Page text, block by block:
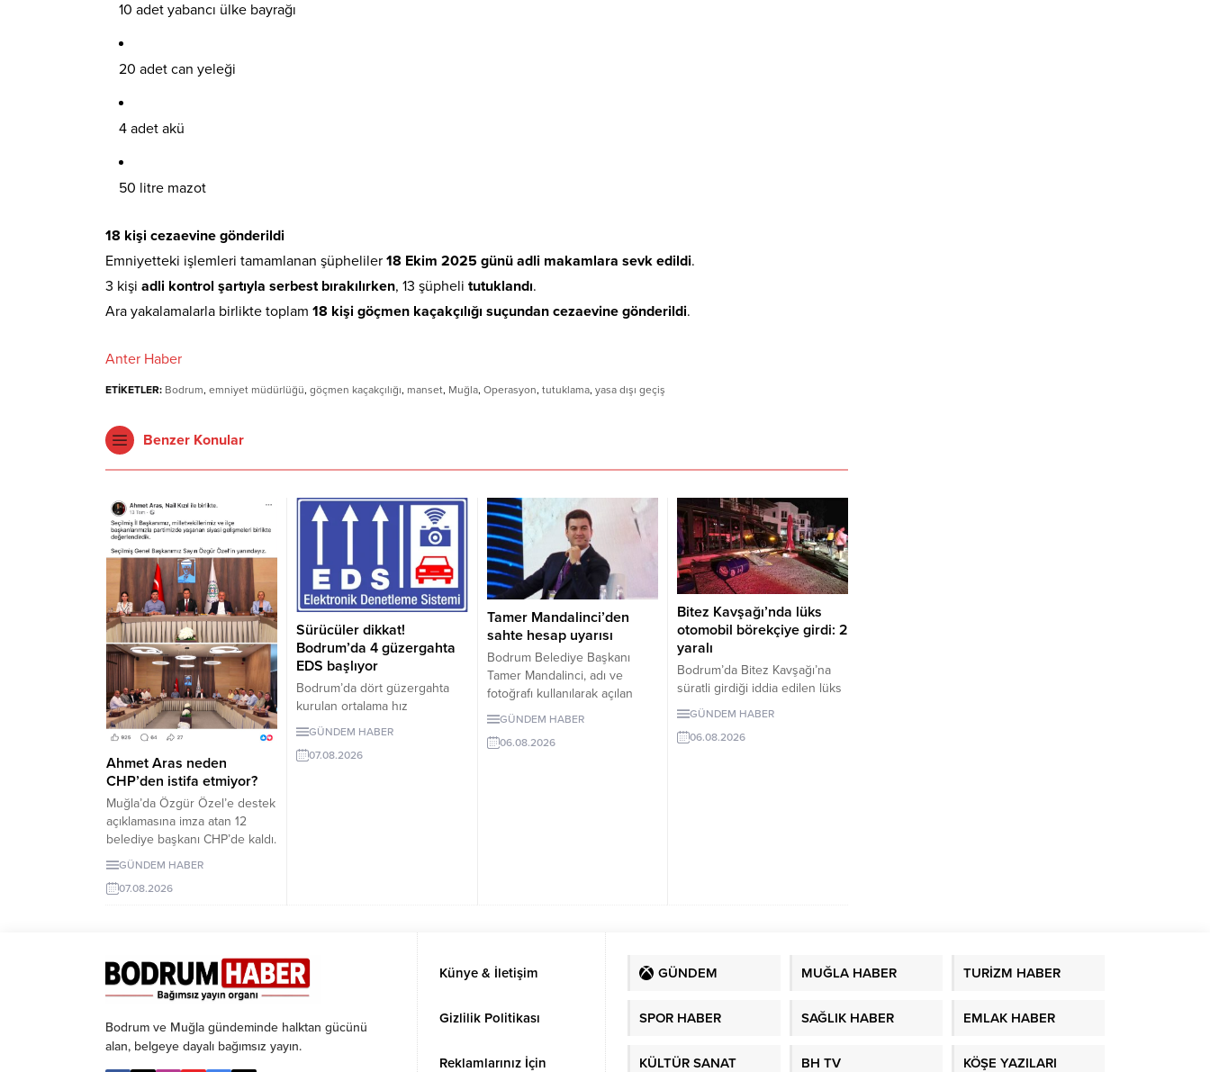
10 adet yabancı ülke bayrağı
20 adet can yeleği
4 adet akü
50 litre mazot
18 kişi cezaevine gönderildi
Emniyetteki işlemleri tamamlanan şüpheliler 18 Ekim 2025 günü adli makamlara sevk edildi.
3 kişi adli kontrol şartıyla serbest bırakılırken, 13 şüpheli tutuklandı.
Ara yakalamalarla birlikte toplam 18 kişi göçmen kaçakçılığı suçundan cezaevine gönderildi.
Anter Haber
ETİKETLER: Bodrum, emniyet müdürlüğü, göçmen kaçakçılığı, manset, Muğla, Operasyon, tutuklama, yasa dışı geçiş
Benzer Konular
Ahmet Aras neden
CHP’den istifa etmiyor?
Muğla’da Özgür Özel’e destek
açıklamasına imza atan 12
belediye başkanı CHP’de kaldı.
Milletvekilleri Yeni Parti’ye
başkanlarının tutumu ve CHP
GÜNDEM HABER
07.08.2026
Sürücüler dikkat!
Bodrum’da 4 güzergahta
EDS başlıyor
Bodrum’da dört güzergahta
kurulan ortalama hız
denetleme sistemi, 10 Ağustos
girecek. İşte EDS uygulanacak
GÜNDEM HABER
07.08.2026
Tamer Mandalinci’den
sahte hesap uyarısı
Bodrum Belediye Başkanı
Tamer Mandalinci, adı ve
fotoğrafı kullanılarak açılan
sahte sosyal medya
bulundu. Mandalinci, tek resmî
GÜNDEM HABER
06.08.2026
Bitez Kavşağı’nda lüks
otomobil börekçiye girdi: 2
yaralı
Bodrum’da Bitez Kavşağı’na
süratli girdiği iddia edilen lüks
otomobil börekçiye girdi.
yaralandı.
GÜNDEM HABER
06.08.2026
Bodrum ve Muğla gündeminde halktan gücünü
alan, belgeye dayalı bağımsız yayın.
Künye & İletişim
Gizlilik Politikası
Reklamlarınız İçin
GÜNDEM MUĞLA HABER TURİZM HABER
SPOR HABER SAĞLIK HABER EMLAK HABER
KÜLTÜR SANAT BH TV KÖŞE YAZILARI